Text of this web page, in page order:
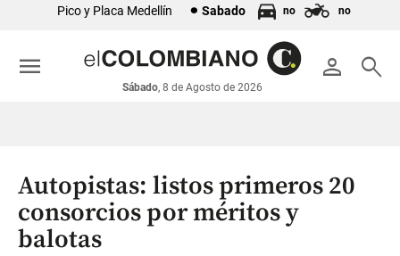
económicos
Colombia
Pico y Placa Medellín Sabado no no
person search
Sábado, 8 de Agosto de 2026
menu
Autopistas: listos primeros 20
consorcios por méritos y
balotas